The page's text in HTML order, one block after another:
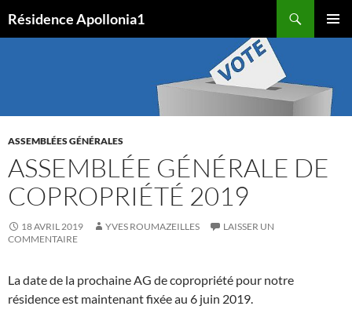
auRésidence Apollonia1
ASSEMBLÉES GÉNÉRALES
ASSEMBLÉE GÉNÉRALE DE
COPROPRIÉTÉ 2019
18 AVRIL 2019 YVES ROUMAZEILLES
LAISSER UN
COMMENTAIRE
La date de la prochaine AG de copropriété pour notre
résidence est maintenant fixée au 6 juin 2019.